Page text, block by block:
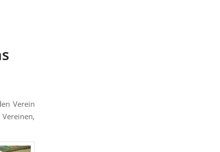
Verein